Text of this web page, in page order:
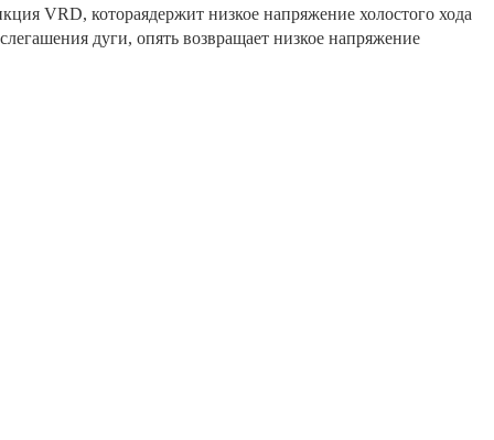
VRD, котораядержит низкое напряжение холостого хода
дуги, опять возвращает низкое напряжение